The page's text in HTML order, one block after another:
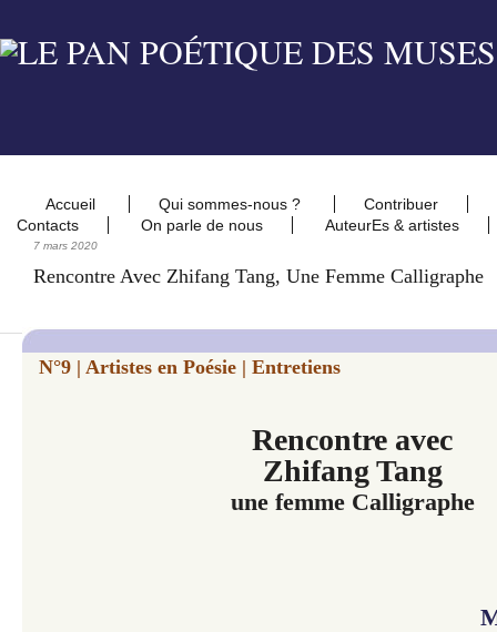
Accueil Qui sommes-nous ?
Contribuer
Contacts
On parle de nous AuteurEs & artistes
7 mars 2020
Rencontre Avec Zhifang Tang, Une Femme Calligraphe
N°9 | Artistes en Poésie | Entretiens
Rencontre avec
Zhifang Tang
une femme Calligraphe